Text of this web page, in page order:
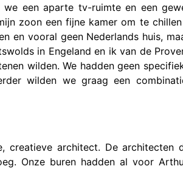
een aparte tv-ruimte en een
zoon een fijne kamer om te
en vooral geen Nederlands huis,
in Engeland en ik van de
wilden. We hadden geen
wilden we graag een
creatieve architect. De architecten
Onze buren hadden al voor